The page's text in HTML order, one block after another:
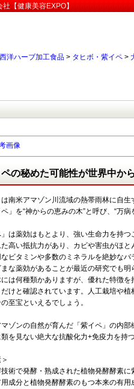
社【健康美容EXPO】
西洋ハーブ加工食品 > タヒボ・紫イペ >
画像
の秘めた可能性が世界中か
は南米アマゾン川流域の熱帯雨林に自
」を“神からの恵みの木”と呼び、“万
は薬効はもとより、強い生命力を持つ
高い抵抗力があり、カビや害虫がほ
ビタミンや多数のミネラルを絶妙な
な薬効があることが最近の研究でも明
は何種類かありますが、優れた特徴を
だけと確認されています。人工栽培や
至宝といえるでしょう。
ゾンの自然が育んだ「紫イペ」の内部
を見ない絶大な抗酸化力+免疫力を持
術で発酵・熟成された植物発酵酵素
成分と植物発酵酵素のもつ本来の有用